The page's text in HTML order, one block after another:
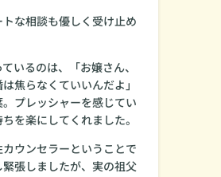
な相談も優しく受け止め
いるのは、「お嬢さん、
焦らなくていいんだよ」
。プレッシャーを感じてい
を楽にしてくれました。
ウンセラーということで
張しましたが、実の祖父